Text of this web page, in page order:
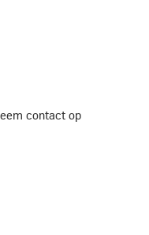
contact op